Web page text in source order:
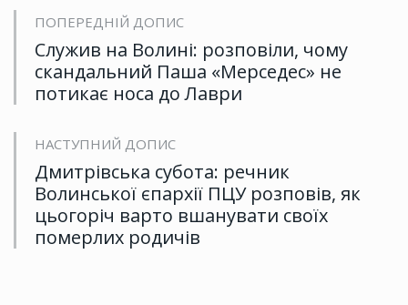
ПОПЕРЕДНІЙ ДОПИС
Служив на Волині: розповіли, чому
скандальний Паша «Мерседес» не
потикає носа до Лаври
НАСТУПНИЙ ДОПИС
Дмитрівська субота: речник
Волинської єпархії ПЦУ розповів, як
цьогоріч варто вшанувати своїх
померлих родичів